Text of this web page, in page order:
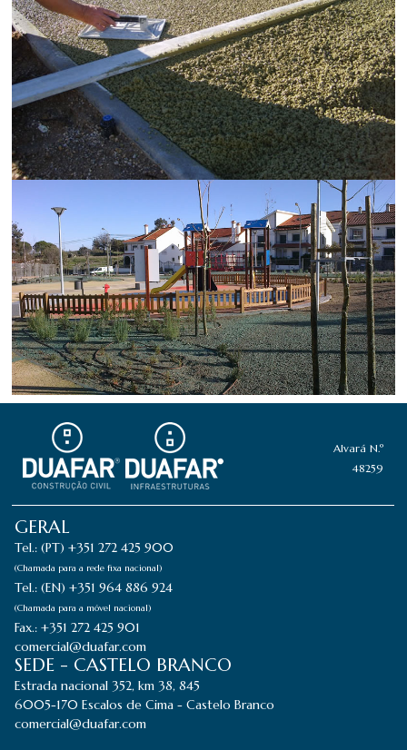
Alvará N.º
48259
GERAL
Tel.: (PT) +351 272 425 900
(Chamada para a rede fixa nacional)
Tel.: (EN) +351 964 886 924
(Chamada para a móvel nacional)
Fax.: +351 272 425 901
comercial@duafar.com
SEDE - CASTELO BRANCO
Estrada nacional 352, km 38, 845
6005-170 Escalos de Cima - Castelo Branco
comercial@duafar.com